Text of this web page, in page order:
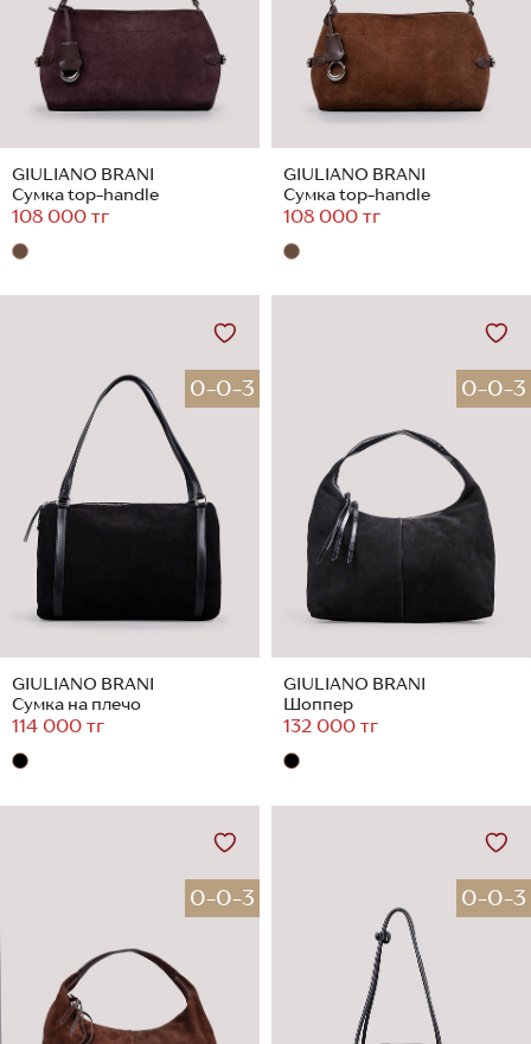
GIULIANO BRANI
Сумка top-handle
108 000 тг
GIULIANO BRANI
Сумка top-handle
108 000 тг
0-0-3
GIULIANO BRANI
Сумка на плечо
114 000 тг
0-0-3
GIULIANO BRANI
Шоппер
132 000 тг
0-0-3 0-0-3